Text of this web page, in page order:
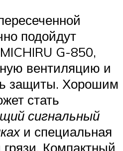
подойдут
G-850,
вентиляцию и
защиты. Хорошим
стать
сигнальный
и специальная
Компактный